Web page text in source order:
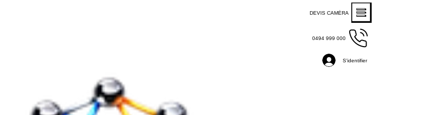
DEVIS CAMÉRA
0494 999 000
S'identifier